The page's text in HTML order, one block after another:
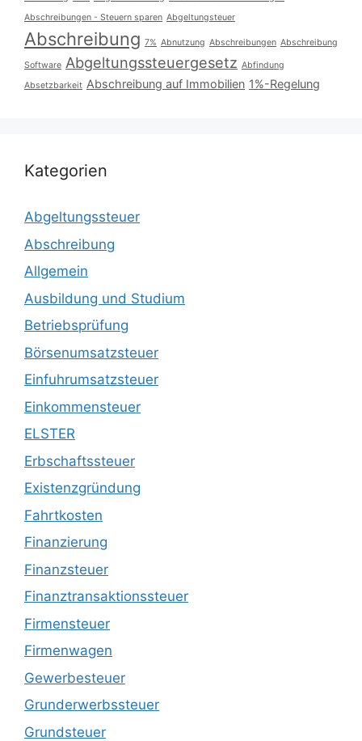
Abschreibungen - Steuern sparen Abgeltungsteuer
Abschreibung 7% Abnutzung Abschreibungen Abschreibung
Software Abgeltungssteuergesetz Abfindung
Absetzbarkeit Abschreibung auf Immobilien 1%-Regelung
Kategorien
Abgeltungssteuer
Abschreibung
Allgemein
Ausbildung und Studium
Betriebsprüfung
Börsenumsatzsteuer
Einfuhrumsatzsteuer
Einkommensteuer
ELSTER
Erbschaftssteuer
Existenzgründung
Fahrtkosten
Finanzierung
Finanzsteuer
Finanztransaktionssteuer
Firmensteuer
Firmenwagen
Gewerbesteuer
Grunderwerbssteuer
Grundsteuer